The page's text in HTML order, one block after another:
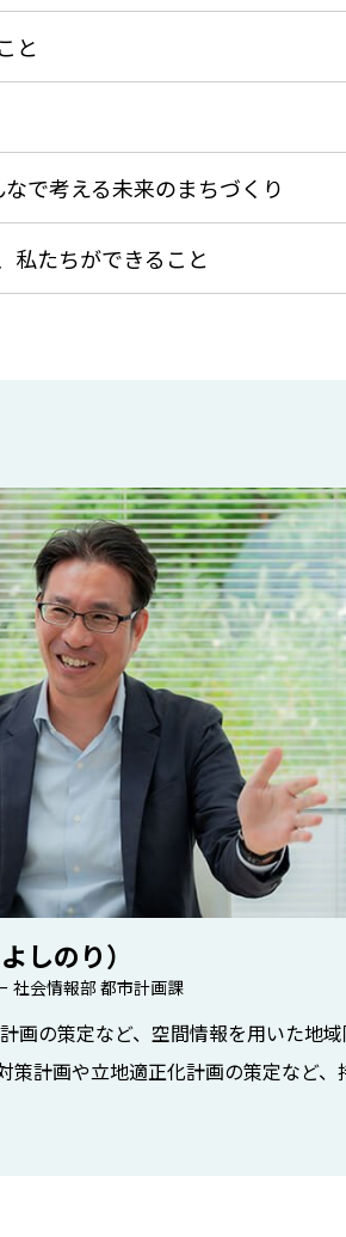
と
で考える未来のまちづくり
私たちができること
のり）
社会情報部 都市計画課
画の策定など、空間情報を用いた地
策計画や立地適正化計画の策定など、